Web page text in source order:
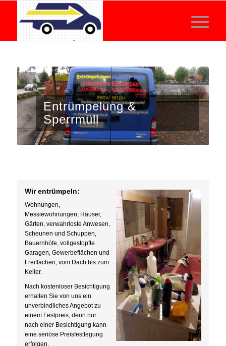
Entrümpelung &
Sperrmüll
Wir entrümpeln:
Wohnungen,
Messiewohnungen, Häuser,
Gärten, verwahrloste Anwesen,
Scheunen und Schuppen,
Bauernhöfe, vollgestopfte
Garagen, Gewerbeflächen und
Freiflächen, vom Dach bis zum
Keller.
Nach kostenloser Besichtigung
erhalten Sie von uns ein
unverbindliches Angebot zu
einem Festpreis, denn nur
nach einer Besichtigung kann
eine seriöse Preisfestlegung
erfolgen.